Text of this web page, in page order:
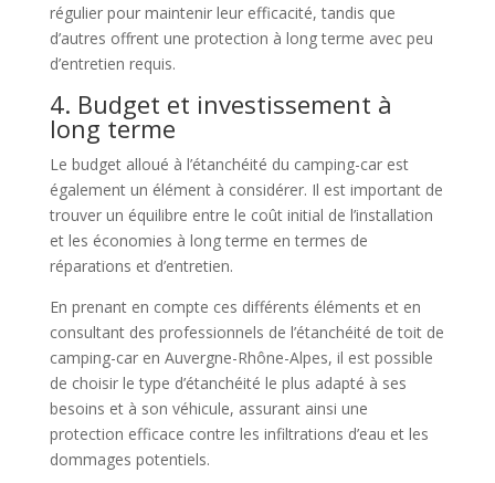
régulier pour maintenir leur efficacité, tandis que
d’autres offrent une protection à long terme avec peu
d’entretien requis.
4. Budget et investissement à
long terme
Le budget alloué à l’étanchéité du camping-car est
également un élément à considérer. Il est important de
trouver un équilibre entre le coût initial de l’installation
et les économies à long terme en termes de
réparations et d’entretien.
En prenant en compte ces différents éléments et en
consultant des professionnels de l’étanchéité de toit de
camping-car en Auvergne-Rhône-Alpes, il est possible
de choisir le type d’étanchéité le plus adapté à ses
besoins et à son véhicule, assurant ainsi une
protection efficace contre les infiltrations d’eau et les
dommages potentiels.